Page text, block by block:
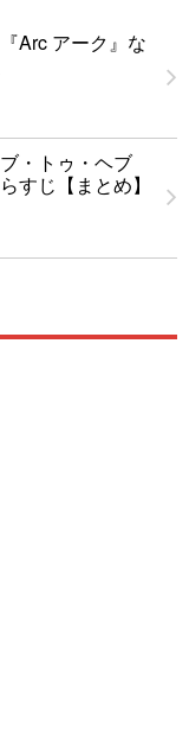
Arc アーク』な
・トゥ・ヘブ
すじ【まとめ】